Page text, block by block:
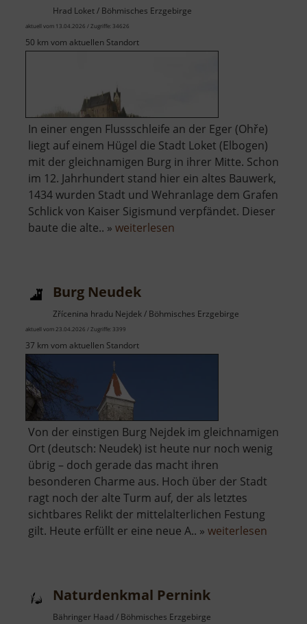
Hrad Loket / Böhmisches Erzgebirge
aktuell vom 13.04.2026 / Zugriffe: 34626
50 km vom aktuellen Standort
In einer engen Flussschleife an der Eger (Ohře)
liegt auf einem Hügel die Stadt Loket (Elbogen)
mit der gleichnamigen Burg in ihrer Mitte. Schon
im 12. Jahrhundert stand hier ein altes Bauwerk,
1434 wurden Stadt und Wehranlage dem Grafen
Schlick von Kaiser Sigismund verpfändet. Dieser
baute die alte.. » weiterlesen
Burg Neudek
Zřícenina hradu Nejdek / Böhmisches Erzgebirge
aktuell vom 23.04.2026 / Zugriffe: 3399
37 km vom aktuellen Standort
Von der einstigen Burg Nejdek im gleichnamigen
Ort (deutsch: Neudek) ist heute nur noch wenig
übrig – doch gerade das macht ihren
besonderen Charme aus. Hoch über der Stadt
ragt noch der alte Turm auf, der als letztes
sichtbares Relikt der mittelalterlichen Festung
gilt. Heute erfüllt er eine neue A.. » weiterlesen
Naturdenkmal Pernink
Bähringer Haad / Böhmisches Erzgebirge